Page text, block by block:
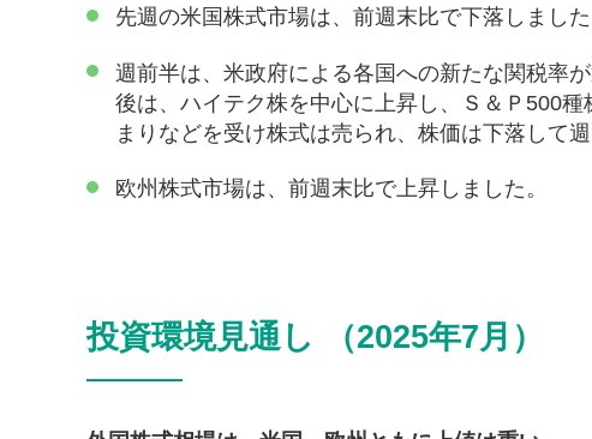
先週の米国株式市場は、前週末比で下落しました
週前半は、米政府による各国への新たな関税率
後は、ハイテク株を中心に上昇し、Ｓ＆Ｐ500
まりなどを受け株式は売られ、株価は下落して週
欧州株式市場は、前週末比で上昇しました。
投資環境見通し （2025年7月）